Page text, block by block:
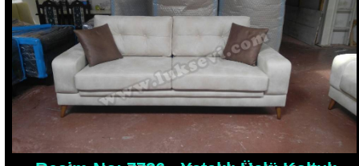
Resim No: 7726 - Yataklı Üçlü Koltuk